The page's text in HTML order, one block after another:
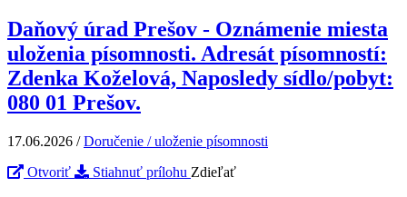
Daňový úrad Prešov - Oznámenie miesta
uloženia písomnosti. Adresát písomností:
Zdenka Koželová, Naposledy sídlo/pobyt:
080 01 Prešov.
17.06.2026 /Doručenie / uloženie písomnosti
Otvoriť
Stiahnuť prílohu Zdieľať